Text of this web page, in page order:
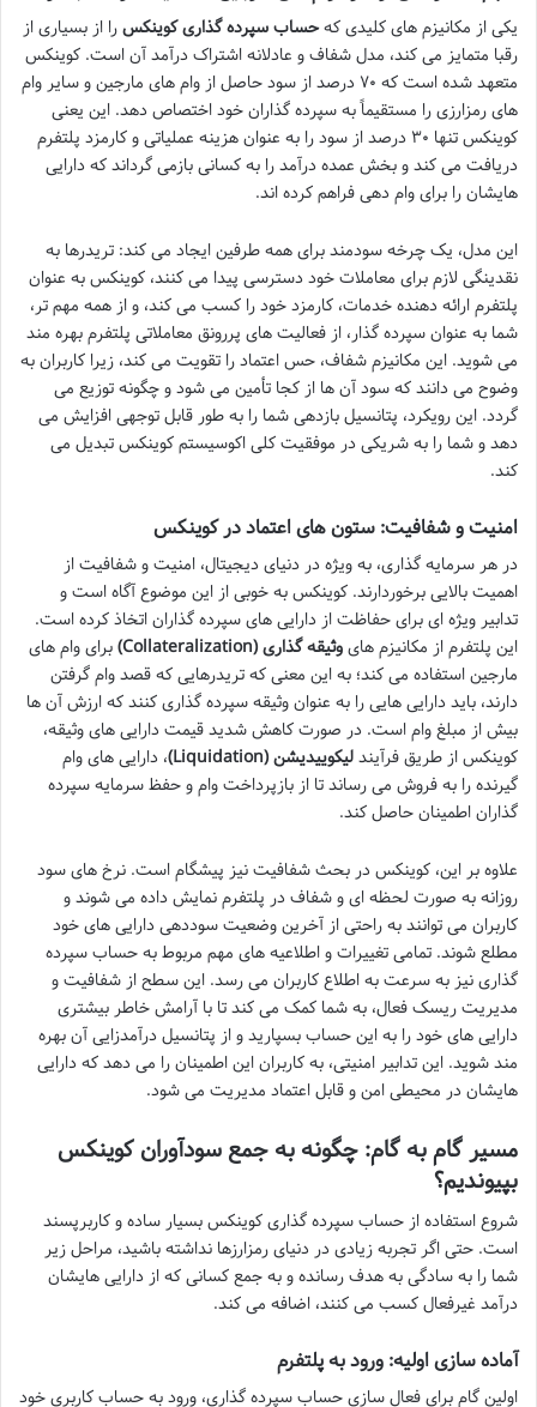
یکی از مکانیزم های کلیدی کهحساب سپرده گذاری کوینکسرا از بسیاری از
رقبا متمایز می کند، مدل شفاف و عادلانه اشتراک درآمد آن است. کوینکس
متعهد شده است که ۷۰ درصد از سود حاصل از وام های مارجین و سایر وام
های رمزارزی را مستقیماً به سپرده گذاران خود اختصاص دهد. این یعنی
کوینکس تنها ۳۰ درصد از سود را به عنوان هزینه عملیاتی و کارمزد پلتفرم
دریافت می کند و بخش عمده درآمد را به کسانی بازمی گرداند که دارایی
هایشان را برای وام دهی فراهم کرده اند.
این مدل، یک چرخه سودمند برای همه طرفین ایجاد می کند: تریدرها به
نقدینگی لازم برای معاملات خود دسترسی پیدا می کنند، کوینکس به عنوان
پلتفرم ارائه دهنده خدمات، کارمزد خود را کسب می کند، و از همه مهم تر،
شما به عنوان سپرده گذار، از فعالیت های پررونق معاملاتی پلتفرم بهره مند
می شوید. این مکانیزم شفاف، حس اعتماد را تقویت می کند، زیرا کاربران به
وضوح می دانند که سود آن ها از کجا تأمین می شود و چگونه توزیع می
گردد. این رویکرد، پتانسیل بازدهی شما را به طور قابل توجهی افزایش می
دهد و شما را به شریکی در موفقیت کلی اکوسیستم کوینکس تبدیل می
کند.
امنیت و شفافیت: ستون های اعتماد در کوینکس
در هر سرمایه گذاری، به ویژه در دنیای دیجیتال، امنیت و شفافیت از
اهمیت بالایی برخوردارند. کوینکس به خوبی از این موضوع آگاه است و
تدابیر ویژه ای برای حفاظت از دارایی های سپرده گذاران اتخاذ کرده است.
این پلتفرم از مکانیزم هایوثیقه گذاری (Collateralization)
برای وام های
مارجین استفاده می کند؛ به این معنی که تریدرهایی که قصد وام گرفتن
دارند، باید دارایی هایی را به عنوان وثیقه سپرده گذاری کنند که ارزش آن ها
بیش از مبلغ وام است. در صورت کاهش شدید قیمت دارایی های وثیقه،
کوینکس از طریق فرآیندلیکوییدیشن (Liquidation)
، دارایی های وام
گیرنده را به فروش می رساند تا از بازپرداخت وام و حفظ سرمایه سپرده
گذاران اطمینان حاصل کند.
علاوه بر این، کوینکس در بحث شفافیت نیز پیشگام است. نرخ های سود
روزانه به صورت لحظه ای و شفاف در پلتفرم نمایش داده می شوند و
کاربران می توانند به راحتی از آخرین وضعیت سوددهی دارایی های خود
مطلع شوند. تمامی تغییرات و اطلاعیه های مهم مربوط به حساب سپرده
گذاری نیز به سرعت به اطلاع کاربران می رسد. این سطح از شفافیت و
مدیریت ریسک فعال، به شما کمک می کند تا با آرامش خاطر بیشتری
دارایی های خود را به این حساب بسپارید و از پتانسیل درآمدزایی آن بهره
مند شوید. این تدابیر امنیتی، به کاربران این اطمینان را می دهد که دارایی
هایشان در محیطی امن و قابل اعتماد مدیریت می شود.
مسیر گام به گام: چگونه به جمع سودآوران کوینکس
بپیوندیم؟
شروع استفاده از حساب سپرده گذاری کوینکس بسیار ساده و کاربرپسند
است. حتی اگر تجربه زیادی در دنیای رمزارزها نداشته باشید، مراحل زیر
شما را به سادگی به هدف رسانده و به جمع کسانی که از دارایی هایشان
درآمد غیرفعال کسب می کنند، اضافه می کند.
آماده سازی اولیه: ورود به پلتفرم
اولین گام برای فعال سازی حساب سپرده گذاری، ورود به حساب کاربری خود